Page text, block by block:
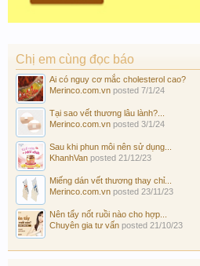
Chị em cùng đọc báo
Ai có nguy cơ mắc cholesterol cao?
Merinco.com.vn posted 7/1/24
Tại sao vết thương lâu lành?...
Merinco.com.vn posted 3/1/24
Sau khi phun môi nên sử dụng...
KhanhVan posted 21/12/23
Miếng dán vết thương thay chỉ...
Merinco.com.vn posted 23/11/23
Nên tẩy nốt ruồi nào cho hợp...
Chuyên gia tư vấn posted 21/10/23